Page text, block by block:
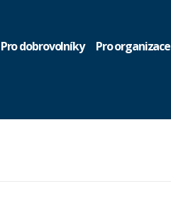
Pro dobrovolníky Pro organizace